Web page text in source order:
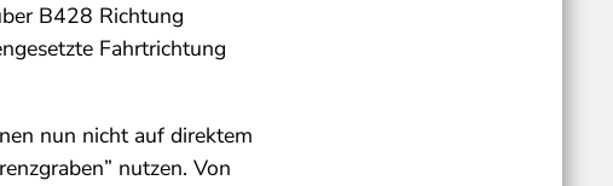
B428 Richtung
Fahrtrichtung
nun nicht auf direktem
nutzen. Von